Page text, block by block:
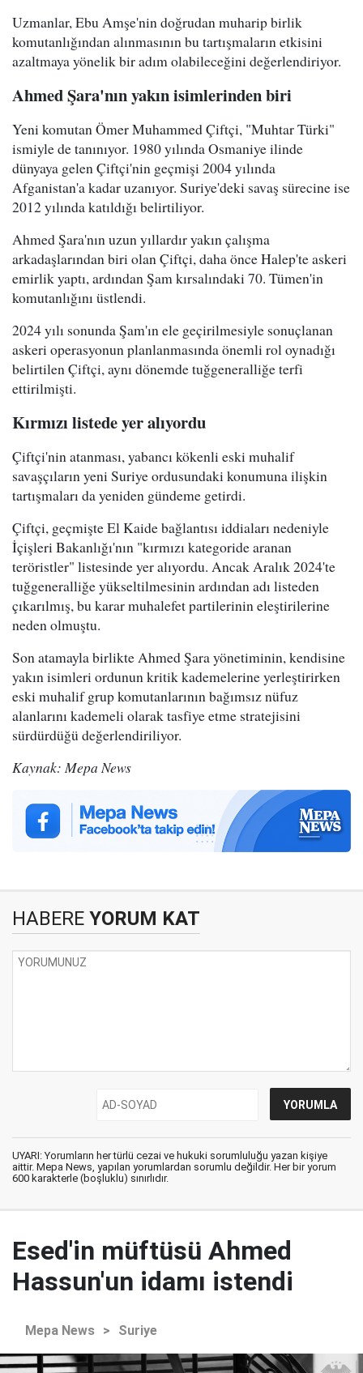
Uzmanlar, Ebu Amşe'nin doğrudan muharip birlik
komutanlığından alınmasının bu tartışmaların etkisini
azaltmaya yönelik bir adım olabileceğini değerlendiriyor.
Ahmed Şara'nın yakın isimlerinden biri
Yeni komutan Ömer Muhammed Çiftçi, "Muhtar Türki"
ismiyle de tanınıyor. 1980 yılında Osmaniye ilinde
dünyaya gelen Çiftçi'nin geçmişi 2004 yılında
Afganistan'a kadar uzanıyor. Suriye'deki savaş sürecine ise
2012 yılında katıldığı belirtiliyor.
Ahmed Şara'nın uzun yıllardır yakın çalışma
arkadaşlarından biri olan Çiftçi, daha önce Halep'te askeri
emirlik yaptı, ardından Şam kırsalındaki 70. Tümen'in
komutanlığını üstlendi.
2024 yılı sonunda Şam'ın ele geçirilmesiyle sonuçlanan
askeri operasyonun planlanmasında önemli rol oynadığı
belirtilen Çiftçi, aynı dönemde tuğgeneralliğe terfi
ettirilmişti.
Kırmızı listede yer alıyordu
Çiftçi'nin atanması, yabancı kökenli eski muhalif
savaşçıların yeni Suriye ordusundaki konumuna ilişkin
tartışmaları da yeniden gündeme getirdi.
Çiftçi, geçmişte El Kaide bağlantısı iddiaları nedeniyle
İçişleri Bakanlığı'nın "kırmızı kategoride aranan
teröristler" listesinde yer alıyordu. Ancak Aralık 2024'te
tuğgeneralliğe yükseltilmesinin ardından adı listeden
çıkarılmış, bu karar muhalefet partilerinin eleştirilerine
neden olmuştu.
Son atamayla birlikte Ahmed Şara yönetiminin, kendisine
yakın isimleri ordunun kritik kademelerine yerleştirirken
eski muhalif grup komutanlarının bağımsız nüfuz
alanlarını kademeli olarak tasfiye etme stratejisini
sürdürdüğü değerlendiriliyor.
Kaynak: Mepa News
HABERE YORUM KAT
UYARI: Yorumların her türlü cezai ve hukuki sorumluluğu yazan kişiye
aittir. Mepa News, yapılan yorumlardan sorumlu değildir. Her bir yorum
600 karakterle (boşluklu) sınırlıdır.
Esed'in müftüsü Ahmed
Hassun'un idamı istendi
Mepa News > Suriye